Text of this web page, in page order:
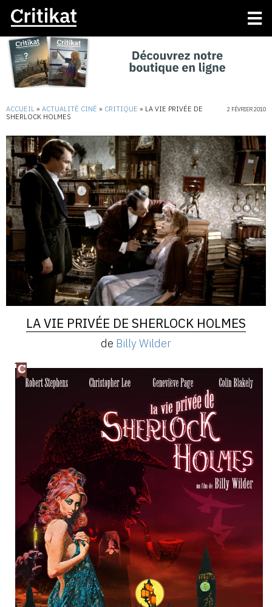
ACCUEIL » ACTUALITÉ CINÉ » CRITIQUE » LA VIE PRIVÉE DE
SHERLOCK HOLMES
2 FÉVRIER 2010
LA VIE PRIVÉE DE SHERLOCK HOLMES
de Billy Wilder